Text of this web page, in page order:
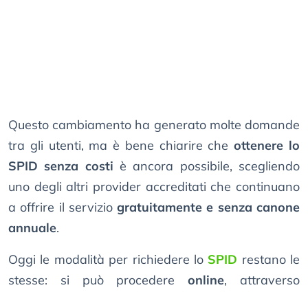
Questo cambiamento ha generato molte domande
tra gli utenti, ma è bene chiarire cheottenere lo
SPID senza costi è ancora possibile, scegliendo
uno degli altri provider accreditati che continuano
a offrire il serviziogratuitamente e senza canone
annuale.
Oggi le modalità per richiedere lo SPID restano le
stesse: si può procedereonline, attraverso